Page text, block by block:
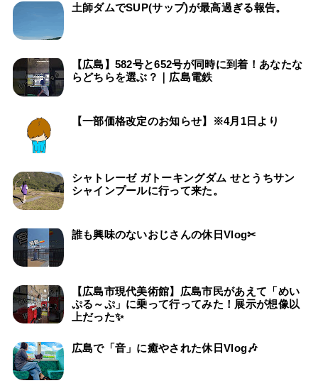
土師ダムでSUP(サップ)が最高過ぎる報告。
【広島】582号と652号が同時に到着！あなたな
らどちらを選ぶ？｜広島電鉄
【一部価格改定のお知らせ】※4月1日より
シャトレーゼ ガトーキングダム せとうちサン
シャインプールに行って来た。
誰も興味のないおじさんの休日Vlog✂
【広島市現代美術館】広島市民があえて「めい
ぷる～ぷ」に乗って行ってみた！展示が想像以
上だった✨
広島で「音」に癒やされた休日Vlog🎶